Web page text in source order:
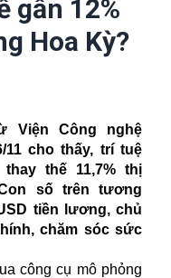
gần 12%
Hoa Kỳ?
Viện Công nghệ
11 cho thấy, trí tuệ
thế 11,7% thị
số trên tương
tiền lương, chủ
chăm sóc sức
công cụ mô phỏng